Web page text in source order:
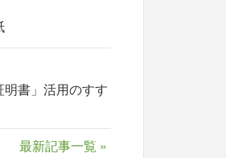
明書」活用のすす
最新記事一覧 »